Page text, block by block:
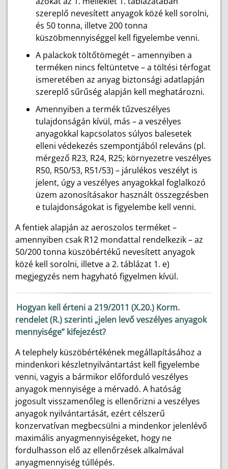
szereplő nevesített anyagok közé kell sorolni,
és 50 tonna, illetve 200 tonna
küszöbmennyiséggel kell figyelembe venni.
A palackok töltőtömegét – amennyiben a
terméken nincs feltüntetve – a töltési térfogat
ismeretében az anyag biztonsági adatlapján
szereplő sűrűség alapján kell meghatározni.
Amennyiben a termék tűzveszélyes
tulajdonságán kívül, más – a veszélyes
anyagokkal kapcsolatos súlyos balesetek
elleni védekezés szempontjából releváns (pl.
mérgező R23, R24, R25; környezetre veszélyes
R50, R50/53, R51/53) – járulékos veszélyt is
jelent, úgy a veszélyes anyagokkal foglalkozó
üzem azonosításakor használt összegzésben
e tulajdonságokat is figyelembe kell venni.
A fentiek alapján az aeroszolos terméket –
amennyiben csak R12 mondattal rendelkezik – az
50/200 tonna küszöbértékű nevesített anyagok
közé kell sorolni, illetve a 2. táblázat 1. e)
megjegyzés nem hagyható figyelmen kívül.
Hogyan kell érteni a 219/2011 (X.20.) Korm.
rendelet (R.) szerinti „jelen levő veszélyes anyagok
mennyisége” kifejezést?
A telephely küszöbértékének megállapításához a
mindenkori készletnyilvántartást kell figyelembe
venni, vagyis a bármikor előforduló veszélyes
anyagok mennyisége a mérvadó. A hatóság
jogosult visszamenőleg is ellenőrizni a veszélyes
anyagok nyilvántartását, ezért célszerű
konzervatívan megbecsülni a mindenkor jelenlévő
maximális anyagmennyiségeket, hogy ne
fordulhasson elő az ellenőrzések alkalmával
anyagmennyiség túllépés.